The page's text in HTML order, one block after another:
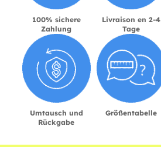
100% sichere
Zahlung
Livraison en 2-4
Tage
Umtausch und
Rückgabe
Größentabelle